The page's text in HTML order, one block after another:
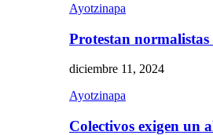
Ayotzinapa
Protestan
diciembre 11, 2024
Ayotzinapa
Colectivos exigen un